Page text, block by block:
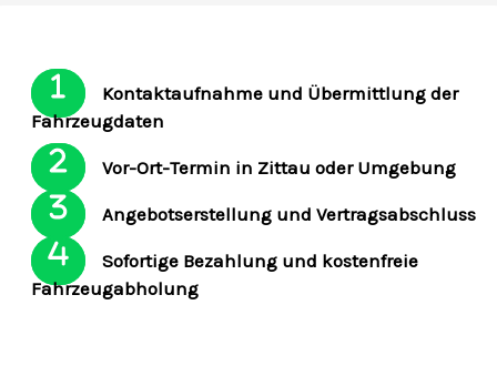
Kontaktaufnahme und Übermittlung der
Fahrzeugdaten
Vor-Ort-Termin in Zittau oder Umgebung
Angebotserstellung und Vertragsabschluss
Sofortige Bezahlung und kostenfreie
Fahrzeugabholung